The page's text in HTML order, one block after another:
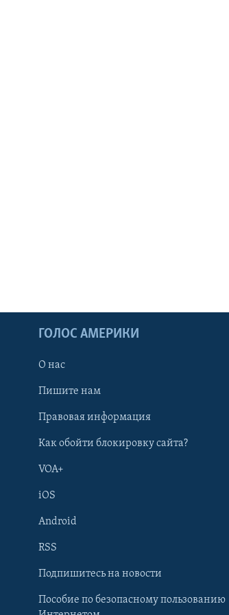
Learning English
ГОЛОС АМЕРИКИ
О нас
Пишите нам
Правовая информация
Как обойти блокировку сайта?
VOA+
iOS
Android
RSS
Подпишитесь на новости
Пособие по безопасному пользованию